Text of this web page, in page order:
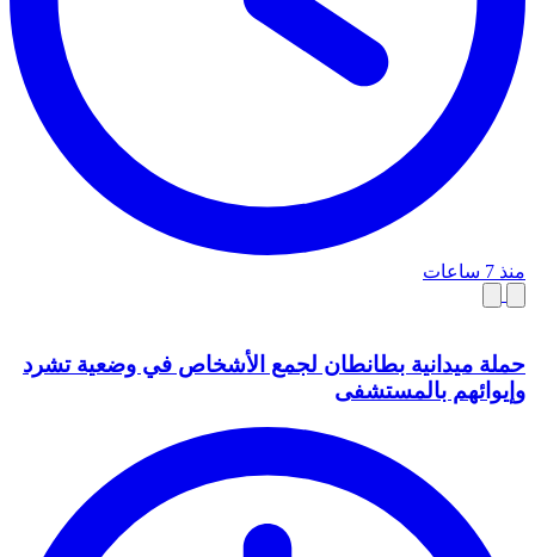
منذ 7 ساعات
حملة ميدانية بطانطان لجمع الأشخاص في وضعية تشرد
وإيوائهم بالمستشفى